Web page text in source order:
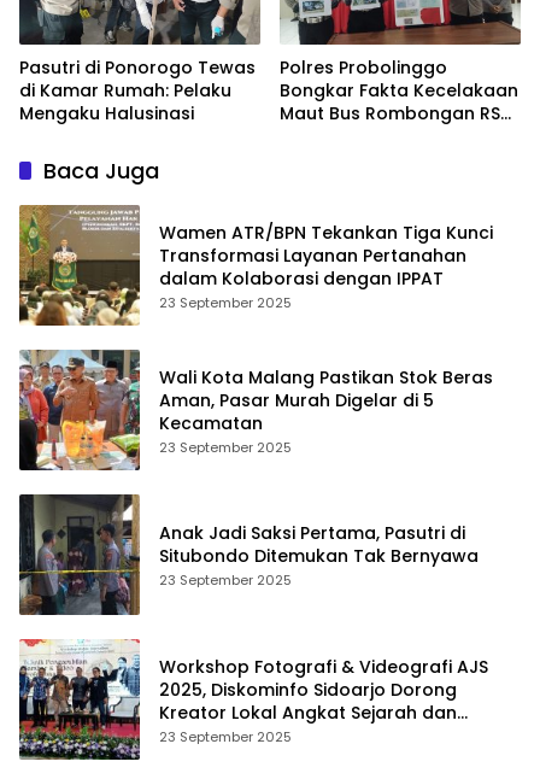
Pasutri di Ponorogo Tewas
di Kamar Rumah: Pelaku
Mengaku Halusinasi
Polres Probolinggo
Bongkar Fakta Kecelakaan
Maut Bus Rombongan RS
Baca Juga
Wamen ATR/BPN Tekankan Tiga Kunci
Transformasi Layanan Pertanahan
dalam Kolaborasi dengan IPPAT
23 September 2025
Wali Kota Malang Pastikan Stok Beras
Aman, Pasar Murah Digelar di 5
Kecamatan
23 September 2025
Anak Jadi Saksi Pertama, Pasutri di
Situbondo Ditemukan Tak Bernyawa
23 September 2025
Workshop Fotografi & Videografi AJS
2025, Diskominfo Sidoarjo Dorong
Kreator Lokal Angkat Sejarah dan
Budaya
23 September 2025